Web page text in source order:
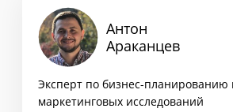
Антон
Араканцев
Эксперт по бизнес-
маркетинговых исследований